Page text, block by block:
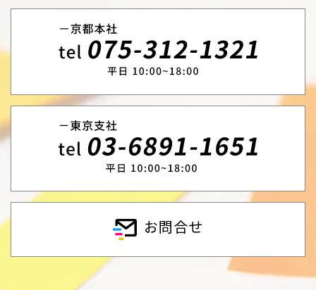
お問合せ